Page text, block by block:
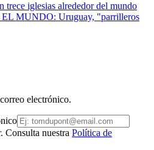
trece iglesias alrededor del mundo
MUNDO: Uruguay, "parrilleros
electrónico.
Consulta nuestra Política de